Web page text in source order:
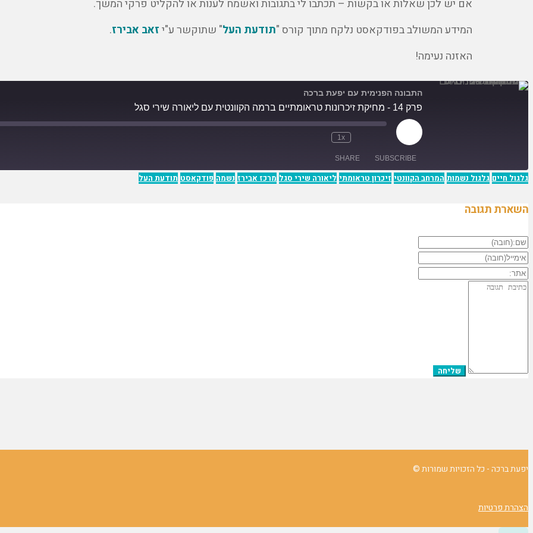
אם יש לכן שאלות או בקשות – תכתבו לי בתגובות ואשמח לענות או להקליט פרקי המשך.
המידע המשולב בפודקאסט נלקח מתוך קורס "תודעת העל" שתוקשר ע"יזאב אבירז.
האזנה נעימה!
התבונה הפנימית עם יפעת ברכה
פרק 14 - מחיקת זיכרונות טראומתיים ברמה הקוונטית עם ליאורה שירי סגל
1x
SUBSCRIBE
SHARE
RSS FEED
EMBED
גלגול חיים גלגול נשמות המרחב הקוונטי זיכרון טראומתי ליאורה שירי סגל מרכז אבירז נשמה פודקאסט תודעת העל
השארת תגובה
יפעת ברכה - כל הזכויות שמורות ©
הצהרת פרטיות